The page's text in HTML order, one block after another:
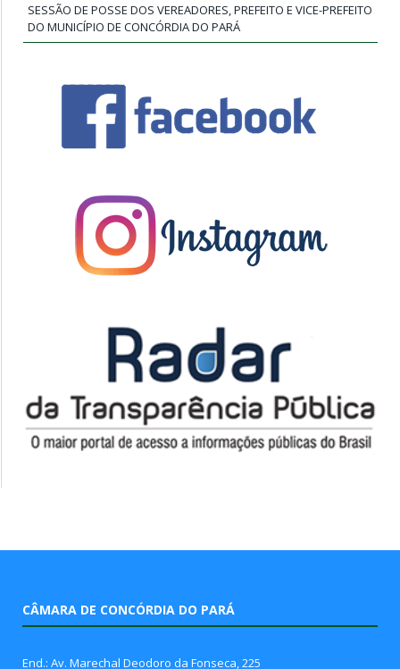
SESSÃO DE POSSE DOS VEREADORES, PREFEITO E VICE-PREFEITO
DO MUNICÍPIO DE CONCÓRDIA DO PARÁ
CÂMARA DE CONCÓRDIA DO PARÁ
End.: Av. Marechal Deodoro da Fonseca, 225